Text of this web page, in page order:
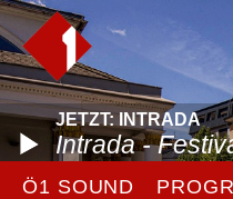
JETZT: INTRADA
Intrada -
Ö1 SOUND